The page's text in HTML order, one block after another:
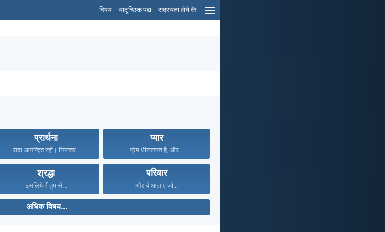
विषय यादृच्छिक पद्य सदस्यता लेने के
प्रार्थना
सदा आनन्दित रहो। निरन्तर...
प्यार
प्रेम धीरजवन्त है, और...
श्रद्धा
इसलिये मैं तुम से...
परिवार
और ये आज्ञाएं जो...
अधिक विषय...